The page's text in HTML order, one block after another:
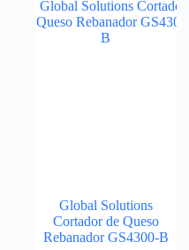
Global Solutions
Cortador de Queso
Rebanador GS4300-B